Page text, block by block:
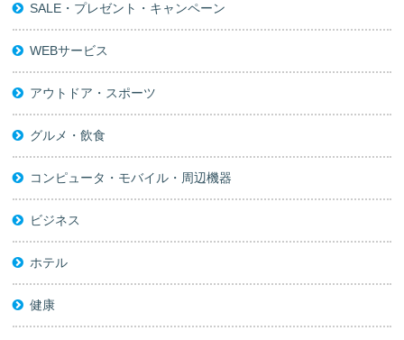
SALE・プレゼント・キャンペーン
WEBサービス
アウトドア・スポーツ
グルメ・飲食
コンピュータ・モバイル・周辺機器
ビジネス
ホテル
健康